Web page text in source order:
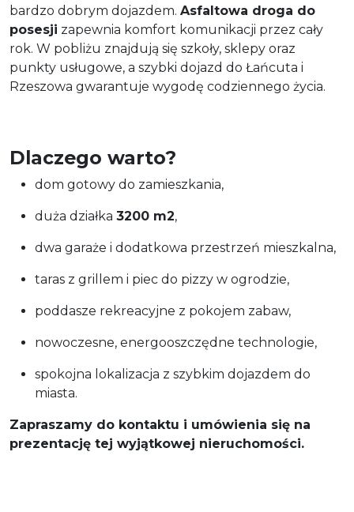
bardzo dobrym dojazdem. Asfaltowa droga do
posesji zapewnia komfort komunikacji przez cały
rok. W pobliżu znajdują się szkoły, sklepy oraz
punkty usługowe, a szybki dojazd do Łańcuta i
Rzeszowa gwarantuje wygodę codziennego życia.
Dlaczego warto?
dom gotowy do zamieszkania,
duża działka 3200 m2,
dwa garaże i dodatkowa przestrzeń mieszkalna,
taras z grillem i piec do pizzy w ogrodzie,
poddasze rekreacyjne z pokojem zabaw,
nowoczesne, energooszczędne technologie,
spokojna lokalizacja z szybkim dojazdem do
miasta.
Zapraszamy do kontaktu i umówienia się na
prezentację tej wyjątkowej nieruchomości.